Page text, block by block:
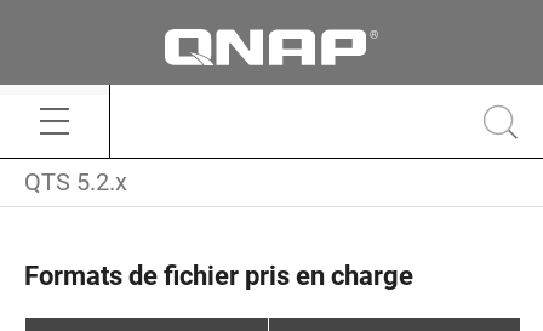
QTS 5.2.x
Formats de fichier pris en charge